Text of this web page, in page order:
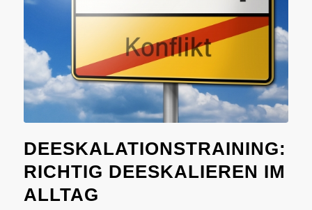
DEESKALATIONSTRAINING:
RICHTIG DEESKALIEREN IM
ALLTAG